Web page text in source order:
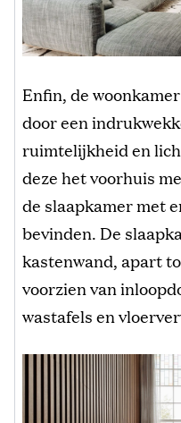
Enfin, de
door een
ruimtelijkheid en
deze het voorhuis
de slaapkamer met
bevinden. De
kastenwand, apart
voorzien van
wastafels en